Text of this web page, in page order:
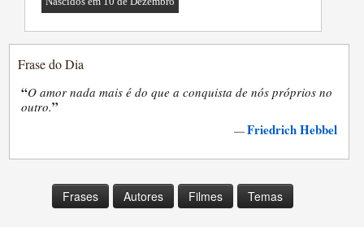
Frase do Dia
“O amor nada mais é do que a conquista de nós próprios no
outro.”
—Friedrich Hebbel
Frases Autores Filmes Temas